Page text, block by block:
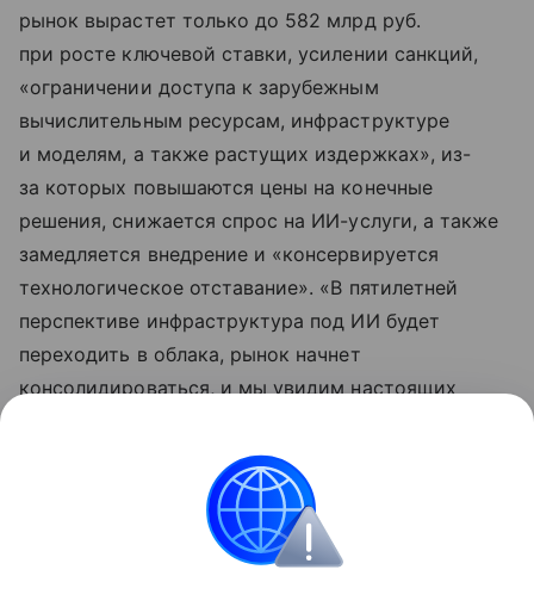
рынок вырастет только до 582 млрд руб.
при росте ключевой ставки, усилении санкций,
«ограничении доступа к зарубежным
вычислительным ресурсам, инфраструктуре
и моделям, а также растущих издержках», из-
за которых повышаются цены на конечные
решения, снижается спрос на ИИ-услуги, а также
замедляется внедрение и «консервируется
технологическое отставание». «В пятилетней
перспективе инфраструктура под ИИ будет
переходить в облака, рынок начнет
консолидироваться, и мы увидим настоящих
интеллекте», — прогнозирует основатель AIANA
Подробнее — в материале «Ум набил карманы».